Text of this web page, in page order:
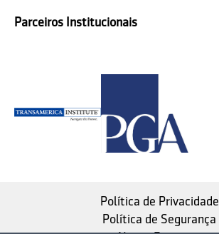
Parceiros Institucionais
Política de Privacidade
Política de Segurança